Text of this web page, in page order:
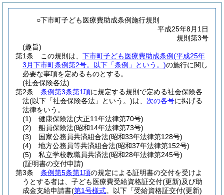
○下市町子ども医療費助成条例施行規則
平成25年8月1日
規則第3号
(趣旨)
第1条
この規則は、 下市町子ども医療費助成条例(平成25年
3月下市町条例第2号。以下「条例」という。)の施行に関し
必要な事項を定めるものとする。
(社会保険各法)
第2条
条例第3条第1項に規定する規則で定める社会保険各
法(以下「社会保険各法」という。)は、 次の各号に掲げる
法律をいう。
(1)
健康保険法(大正11年法律第70号)
(2)
船員保険法(昭和14年法律第73号)
(3)
国家公務員共済組合法(昭和33年法律第128号)
(4)
地方公務員等共済組合法(昭和37年法律第152号)
(5)
私立学校教職員共済法(昭和28年法律第245号)
(証明書の交付申請)
第3条
条例第5条第1項の規定による証明書の交付を受けよ
うとする者は、子ども医療費受給資格証交付(更新)及び助
成金支給申請書(第1号様式。以下「受給資格証交付(更新)